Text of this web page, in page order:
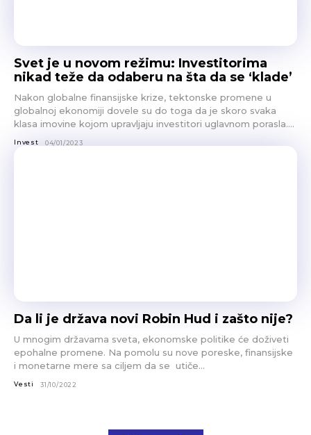
Svet je u novom režimu: Investitorima
nikad teže da odaberu na šta da se ‘klade’
Nakon globalne finansijske krize, tektonske promene u
globalnoj ekonomiji dovele su do toga da je skoro svaka
klasa imovine kojom upravljaju investitori uglavnom porasla....
Invest 04/01/2023
Da li je država novi Robin Hud i zašto nije?
U mnogim državama sveta, ekonomske politike će doživeti
epohalne promene. Na pomolu su nove poreske, finansijske
i monetarne mere sa ciljem da se utiče...
Vesti 31/10/2022